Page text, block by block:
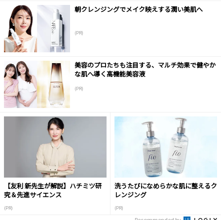
朝クレンジングでメイク映えする潤い美肌へ
(PR)
美容のプロたちも注目する、マルチ効果で健やか
な肌へ導く高機能美容液
(PR)
【友利 新先生が解説】ハチミツ研
究＆先進サイエンス
(PR)
洗うたびになめらかな肌に整えるク
レンジング
(PR)